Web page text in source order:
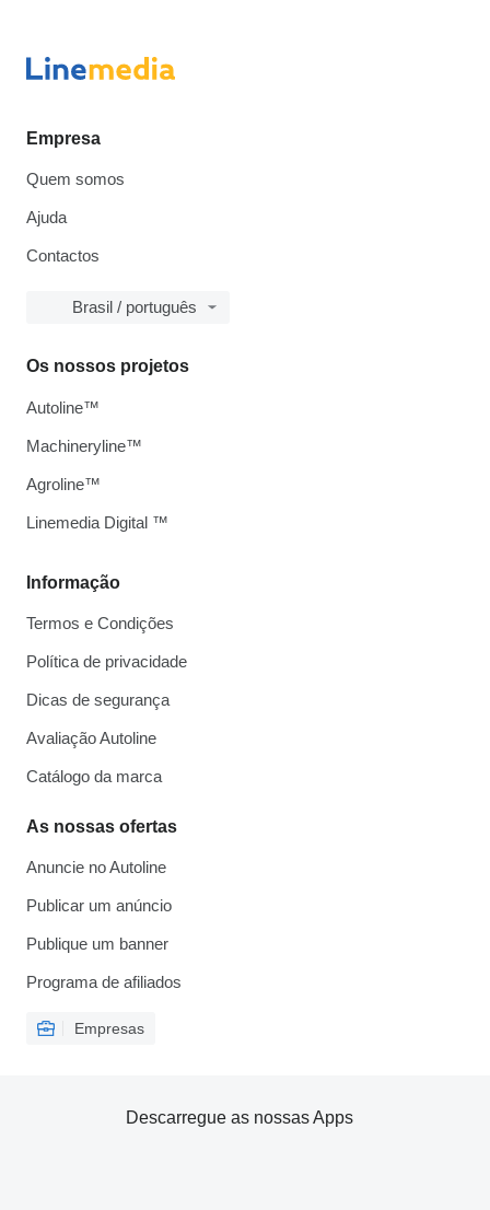
Empresa
Quem somos
Ajuda
Contactos
Brasil / português
Informação
Termos e Condições
Política de privacidade
Dicas de segurança
Avaliação Autoline
Catálogo da marca
As nossas ofertas
Anuncie no Autoline
Publicar um anúncio
Publique um banner
Programa de afiliados
Empresas
Os nossos projetos
Autoline™
Machineryline™
Agroline™
Linemedia Digital ™
Descarregue as nossas Apps